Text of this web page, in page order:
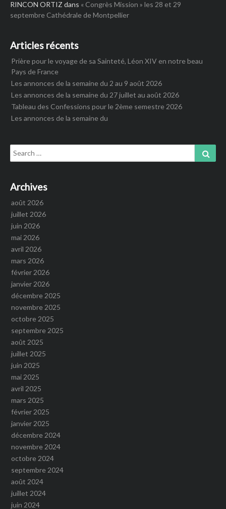
RINCON ORTIZ dans « Congrès Mission » les 28 et 29
septembre Cathédrale de Montpellier
Articles récents
Prière pour le voyage de sa Sainteté, Léon XIV en notre beau
Pays de France
Les annonces de la semaine du 2 au 9 août 2026
Les annonces de la semaine du 27 juillet au août 2026
Tableau des Confessions pour le 2ème semestre 2026
Les annonces de la semaine du
Search
for:
Archives
août 2026
juillet 2026
juin 2026
mai 2026
avril 2026
mars 2026
février 2026
janvier 2026
décembre 2025
novembre 2025
octobre 2025
septembre 2025
août 2025
juillet 2025
juin 2025
mai 2025
avril 2025
mars 2025
février 2025
janvier 2025
décembre 2024
novembre 2024
octobre 2024
septembre 2024
août 2024
juillet 2024
juin 2024